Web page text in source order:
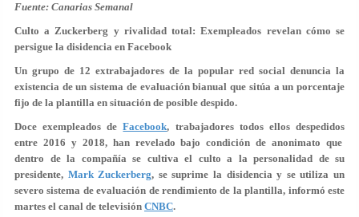
Fuente: Canarias Semanal
Culto a Zuckerberg y rivalidad total: Exempleados revelan cómo se
persigue la disidencia en Facebook
Un grupo de 12 extrabajadores de la popular red social denuncia la
existencia de un sistema de evaluación bianual que sitúa a un porcentaje
fijo de la plantilla en situación de posible despido.
Doce exempleados deFacebook, trabajadores todos ellos despedidos
entre 2016 y 2018, han revelado bajo condición de anonimato que
dentro de la compañía se cultiva el culto a la personalidad de su
presidente, Mark Zuckerberg, se suprime la disidencia y se utiliza un
severo sistema de evaluación de rendimiento de la plantilla, informó este
martes el canal de televisión CNBC.